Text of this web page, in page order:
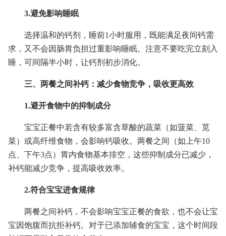
3.避免影响睡眠
选择温和的钙剂，睡前1小时服用，既能满足夜间钙需
求，又不会因肠胃负担过重影响睡眠。注意不要吃完立刻入
睡，可间隔半小时，让钙剂初步消化。
三、两餐之间补钙：减少食物竞争，吸收更高效
1.避开食物中的抑制成分
宝宝正餐中若含有较多富含草酸的蔬菜（如菠菜、苋
菜）或高纤维食物，会影响钙吸收。两餐之间（如上午10
点、下午3点）胃内食物基本排空，这些抑制成分已减少，
补钙能减少竞争，提高吸收效率。
2.符合宝宝进食规律
两餐之间补钙，不会影响宝宝正餐的食欲，也不会让宝
宝因饱腹而抗拒补钙。对于已添加辅食的宝宝，这个时间段